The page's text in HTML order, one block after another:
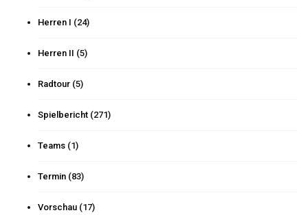
Herren I (24)
Herren II (5)
Radtour (5)
Spielbericht (271)
Teams (1)
Termin (83)
Vorschau (17)